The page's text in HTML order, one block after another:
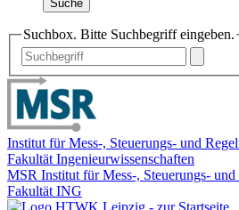
Suche
Suchbox. Bitte Suchbegriff eingeben.
Institut für Mess-, Steuerungs- und
Fakultät Ingenieurwissenschaften
MSR Institut für Mess-, Steuerungs-
Fakultät ING